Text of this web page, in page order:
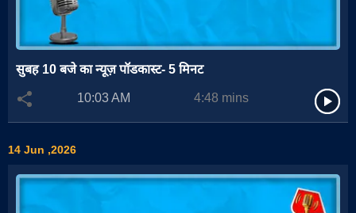
सुबह 10 बजे का न्यूज़ पॉडकास्ट- 5 मिनट
10:03 AM
4:48 mins
14 Jun ,2026